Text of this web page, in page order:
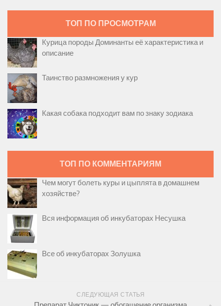
ТОП ПО ПРОСМОТРАМ
Курица породы Доминанты её характеристика и
описание
Таинство размножения у кур
Какая собака подходит вам по знаку зодиака
ТОП ПО КОММЕНТАРИЯМ
Чем могут болеть куры и цыплята в домашнем
хозяйстве?
Вся информация об инкубаторах Несушка
Все об инкубаторах Золушка
СЛЕДУЮЩАЯ СТАТЬЯ